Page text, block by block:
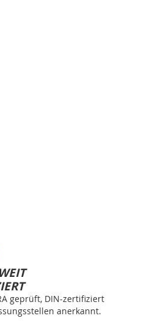
geprüft, DIN-zertifiziert
anerkannt.